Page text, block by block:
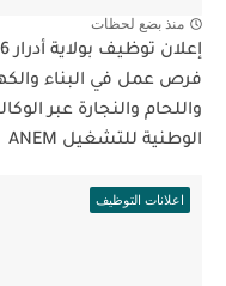
منذ بضع لحظات
فرص عمل في البناء
واللحام والنجارة عبر
الوطنية للتشغيل ANEM
اعلانات التوظيف